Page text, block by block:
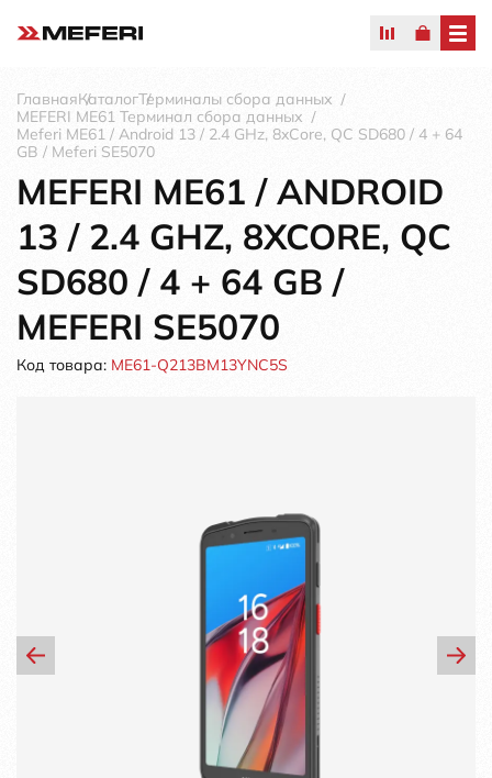
ГлавнаяКаталогТерминалы сбора данных
MEFERI ME61 Терминал сбора данных
Meferi ME61 / Android 13 / 2.4 GHz, 8xCore, QC SD680 / 4 + 64
GB / Meferi SE5070
MEFERI ME61 / ANDROID
13 / 2.4 GHZ, 8XCORE, QC
SD680 / 4 + 64 GB /
MEFERI SE5070
Код товара: ME61-Q213BM13YNC5S